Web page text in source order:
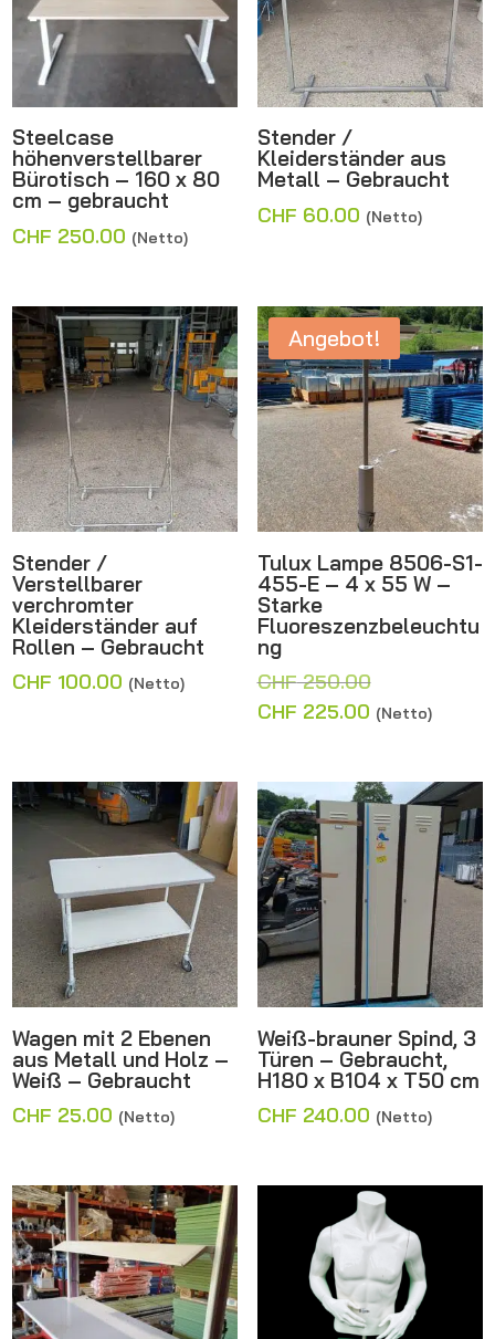
Steelcase
höhenverstellbarer
Bürotisch – 160 x 80
cm – gebraucht
CHF 250.00 (Netto)
Stender /
Kleiderständer aus
Metall – Gebraucht
CHF 60.00 (Netto)
Stender /
Verstellbarer
verchromter
Kleiderständer auf
Rollen – Gebraucht
CHF 100.00 (Netto)
Angebot!
Tulux Lampe 8506-S1-
455-E – 4 x 55 W –
Starke
Fluoreszenzbeleuchtu
ng
CHF250.00
Preis
CHF 225.00Aktueller
CHF 225.00.
(Netto)
Wagen mit 2 Ebenen
aus Metall und Holz –
Weiß – Gebraucht
CHF 25.00 (Netto)
Weiß-brauner Spind, 3
Türen – Gebraucht,
H180 x B104 x T50 cm
CHF 240.00 (Netto)